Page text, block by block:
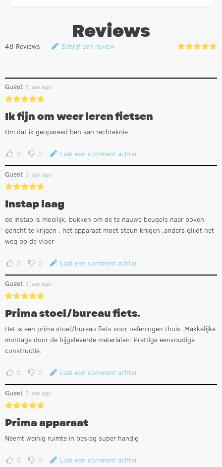
Reviews
48 Reviews Schrijf een review
Guest 3 jaar ago
Ik fijn om weer leren fietsen
Om dat ik geopareed ben aan rechteknie
0 0 Laat een comment achter
Guest 3 jaar ago
Instap laag
de instap is moeilijk, bukken om de te nauwe beugels naar boven
gericht te krijgen . het apparaat moet steun krijgen ,anders glijdt het
weg op de vloer
0 0 Laat een comment achter
Guest 3 jaar ago
Prima stoel/bureau fiets.
Het is een prima stoel/bureau fiets voor oefeningen thuis. Makkelijke
montage door de bijgeleverde materialen. Prettige eenvoudige
constructie.
0 0 Laat een comment achter
Guest 3 jaar ago
Prima apparaat
Neemt weinig ruimte in beslag super handig
0 0 Laat een comment achter